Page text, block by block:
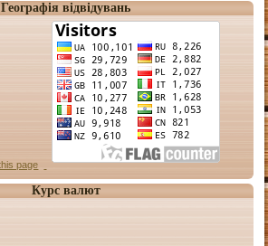
Географія відвідувань
Курс валют